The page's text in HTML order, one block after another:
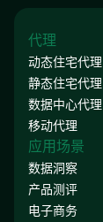
代理
动态住宅代理
静态住宅代理
数据中心代理
移动代理
应用场景
数据洞察
产品测评
电子商务